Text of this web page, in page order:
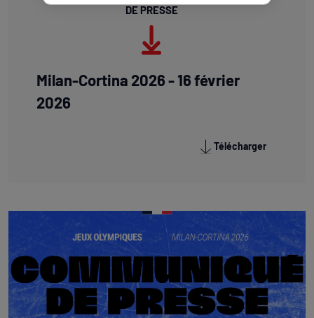
DE PRESSE
Milan-Cortina 2026 - 16 février
2026
Télécharger